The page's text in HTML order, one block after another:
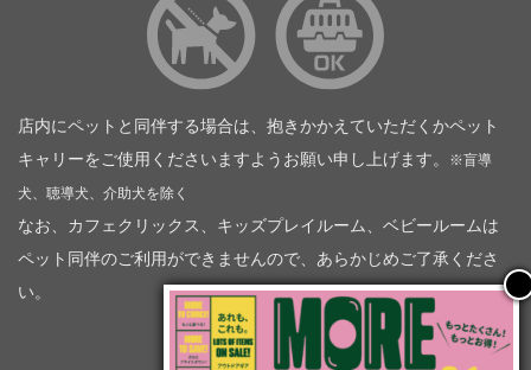
店内にペットと同伴する場合は、抱きかかえていただくかペット
キャリーをご使用くださいますようお願い申し上げます。
※盲導
犬、聴導犬、介助犬を除く
なお、カフェクリックス、キッズプレイルーム、ベビールームは
ペット同伴のご利用ができませんので、あらかじめご了承くださ
い。